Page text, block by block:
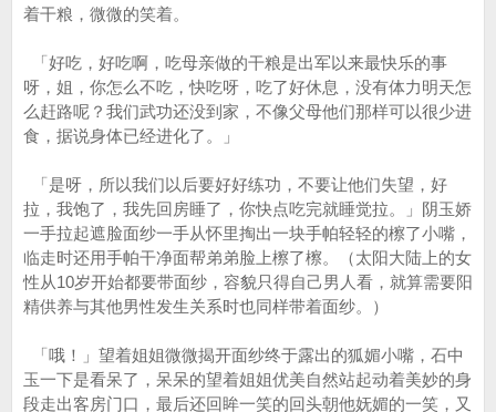
着干粮，微微的笑着。
「好吃，好吃啊，吃母亲做的干粮是出军以来最快乐的事
呀，姐，你怎么不吃，快吃呀，吃了好休息，没有体力明天怎
么赶路呢？我们武功还没到家，不像父母他们那样可以很少进
食，据说身体已经进化了。」
「是呀，所以我们以后要好好练功，不要让他们失望，好
拉，我饱了，我先回房睡了，你快点吃完就睡觉拉。」阴玉娇
一手拉起遮脸面纱一手从怀里掏出一块手帕轻轻的檫了小嘴，
临走时还用手帕干净面帮弟弟脸上檫了檫。（太阳大陆上的女
性从10岁开始都要带面纱，容貌只得自己男人看，就算需要阳
精供养与其他男性发生关系时也同样带着面纱。）
「哦！」望着姐姐微微揭开面纱终于露出的狐媚小嘴，石中
玉一下是看呆了，呆呆的望着姐姐优美自然站起动着美妙的身
段走出客房门口，最后还回眸一笑的回头朝他妩媚的一笑，又